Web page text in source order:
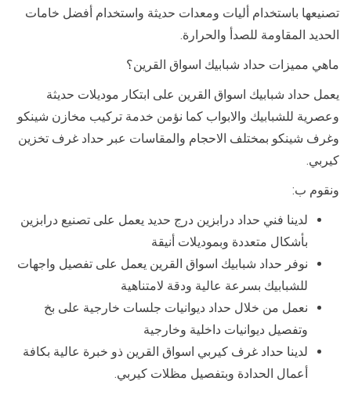
تصنيعها باستخدام أليات ومعدات حديثة واستخدام أفضل خامات
الحديد المقاومة للصدأ والحرارة.
ماهي مميزات حداد شبابيك اسواق القرين؟
يعمل حداد شبابيك اسواق القرين على ابتكار موديلات حديثة
وعصرية للشبابيك والابواب كما نؤمن خدمة تركيب مخازن شينكو
وغرف شينكو بمختلف الاحجام والمقاسات عبر حداد غرف تخزين
كيربي.
ونقوم ب:
لدينا فني حداد درابزين درج حديد يعمل على تصنيع درابزين
بأشكال متعددة وبموديلات أنيقة
نوفر حداد شبابيك اسواق القرين يعمل على تفصيل واجهات
للشبابيك بسرعة عالية ودقة لامتناهية
نعمل من خلال حداد ديوانيات جلسات خارجية على بخ
وتفصيل ديوانيات داخلية وخارجية
لدينا حداد غرف كيربي اسواق القرين ذو خبرة عالية بكافة
أعمال الحدادة وبتفصيل مظلات كيربي.